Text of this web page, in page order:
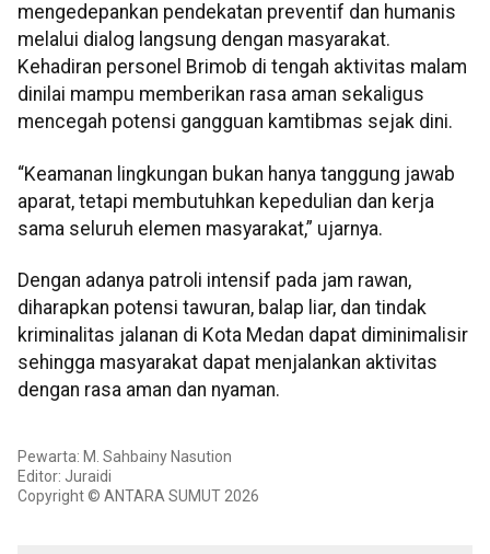
mengedepankan pendekatan preventif dan humanis
melalui dialog langsung dengan masyarakat.
Kehadiran personel Brimob di tengah aktivitas malam
dinilai mampu memberikan rasa aman sekaligus
mencegah potensi gangguan kamtibmas sejak dini.
“Keamanan lingkungan bukan hanya tanggung jawab
aparat, tetapi membutuhkan kepedulian dan kerja
sama seluruh elemen masyarakat,” ujarnya.
Dengan adanya patroli intensif pada jam rawan,
diharapkan potensi tawuran, balap liar, dan tindak
kriminalitas jalanan di Kota Medan dapat diminimalisir
sehingga masyarakat dapat menjalankan aktivitas
dengan rasa aman dan nyaman.
Pewarta: M. Sahbainy Nasution
Editor: Juraidi
Copyright © ANTARA SUMUT 2026